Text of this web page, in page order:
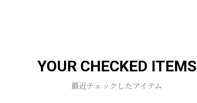
YOUR CHECKED ITEMS
最近チェックしたアイテム